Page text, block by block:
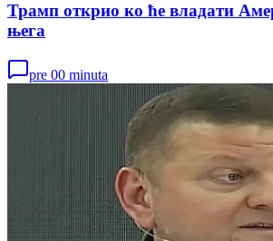
Трамп открио ко ће владати
њега
pre 00 minuta